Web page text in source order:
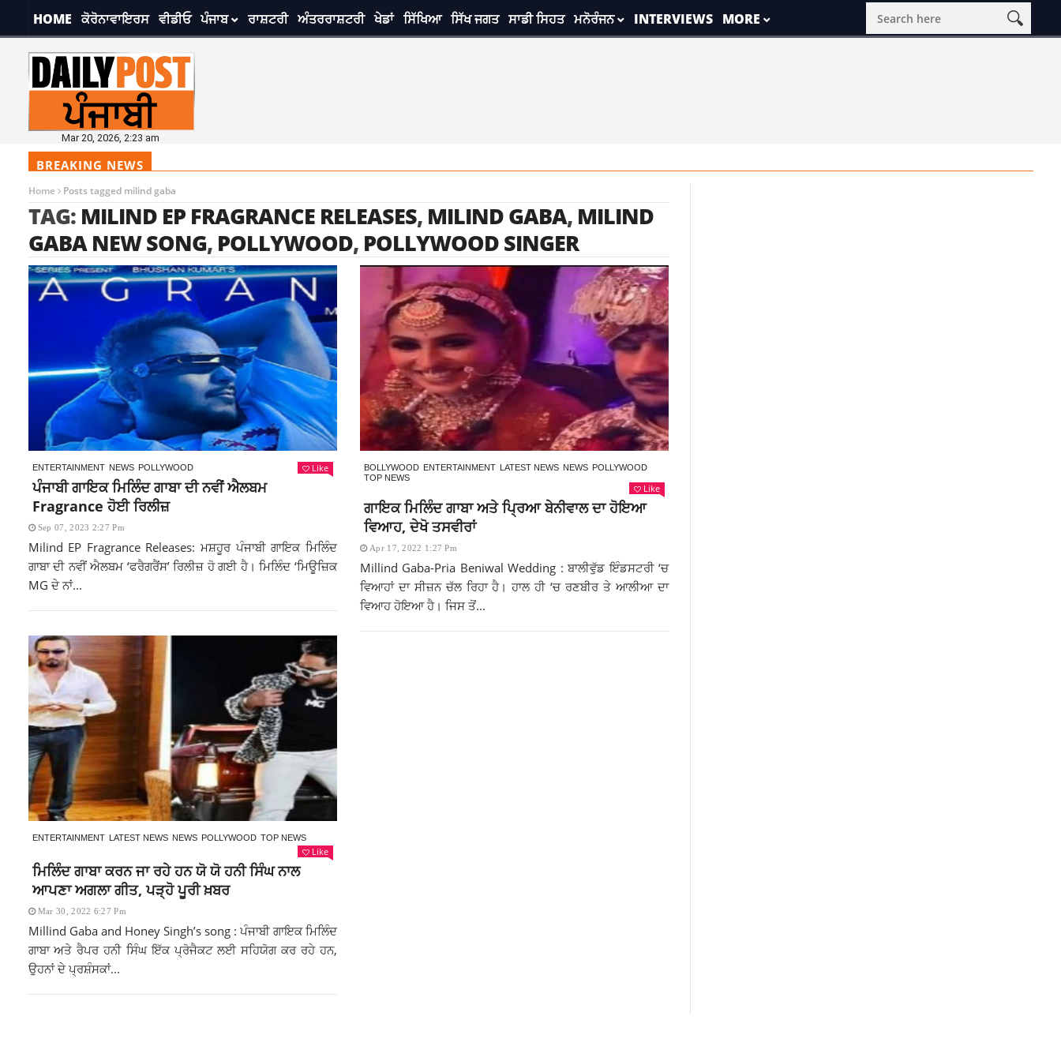
HOME ਕੋਰੋਨਾਵਾਇਰਸ ਵੀਡੀਓ ਪੰਜਾਬ ਰਾਸ਼ਟਰੀ ਅੰਤਰਰਾਸ਼ਟਰੀ ਖੇਡਾਂ ਸਿੱਖਿਆ ਸਿੱਖ ਜਗਤ ਸਾਡੀ ਸਿਹਤ ਮਨੋਰੰਜਨ INTERVIEWS MORE
Mar 20, 2026, 2:23 am
BREAKING NEWS
Home Posts tagged milind gaba
TAG: MILIND EP FRAGRANCE RELEASES, MILIND GABA, MILIND
GABA NEW SONG, POLLYWOOD, POLLYWOOD SINGER
ENTERTAINMENT NEWS POLLYWOOD Like
ਪੰਜਾਬੀ ਗਾਇਕ ਮਿਲਿੰਦ ਗਾਬਾ ਦੀ ਨਵੀਂ ਐਲਬਮ
Fragrance ਹੋਈ ਰਿਲੀਜ਼
Sep 07, 2023 2:27 Pm
Milind EP Fragrance Releases: ਮਸ਼ਹੂਰ ਪੰਜਾਬੀ ਗਾਇਕ ਮਿਲਿੰਦ
ਗਾਬਾ ਦੀ ਨਵੀਂ ਐਲਬਮ ‘ਫਰੈਗਰੈਂਸ’ ਰਿਲੀਜ਼ ਹੋ ਗਈ ਹੈ। ਮਿਲਿੰਦ ‘ਮਿਊਜ਼ਿਕ
MG ਦੇ ਨਾਂ...
BOLLYWOOD ENTERTAINMENT LATEST NEWS NEWS POLLYWOOD
TOP NEWS
Like
ਗਾਇਕ ਮਿਲਿੰਦ ਗਾਬਾ ਅਤੇ ਪ੍ਰਿਆ ਬੇਨੀਵਾਲ ਦਾ ਹੋਇਆ
ਵਿਆਹ, ਦੇਖੋ ਤਸਵੀਰਾਂ
Apr 17, 2022 1:27 Pm
Millind Gaba-Pria Beniwal Wedding : ਬਾਲੀਵੁੱਡ ਇੰਡਸਟਰੀ ‘ਚ
ਵਿਆਹਾਂ ਦਾ ਸੀਜ਼ਨ ਚੱਲ ਰਿਹਾ ਹੈ। ਹਾਲ ਹੀ ‘ਚ ਰਣਬੀਰ ਤੇ ਆਲੀਆ ਦਾ
ਵਿਆਹ ਹੋਇਆ ਹੈ। ਜਿਸ ਤੋਂ...
ENTERTAINMENT LATEST NEWS NEWS POLLYWOOD TOP NEWS
Like
ਮਿਲਿੰਦ ਗਾਬਾ ਕਰਨ ਜਾ ਰਹੇ ਹਨ ਯੋ ਯੋ ਹਨੀ ਸਿੰਘ ਨਾਲ
ਆਪਣਾ ਅਗਲਾ ਗੀਤ, ਪੜ੍ਹੋ ਪੂਰੀ ਖ਼ਬਰ
Mar 30, 2022 6:27 Pm
Millind Gaba and Honey Singh’s song : ਪੰਜਾਬੀ ਗਾਇਕ ਮਿਲਿੰਦ
ਗਾਬਾ ਅਤੇ ਰੈਪਰ ਹਨੀ ਸਿੰਘ ਇੱਕ ਪ੍ਰੋਜੈਕਟ ਲਈ ਸਹਿਯੋਗ ਕਰ ਰਹੇ ਹਨ,
ਉਹਨਾਂ ਦੇ ਪ੍ਰਸ਼ੰਸਕਾਂ...